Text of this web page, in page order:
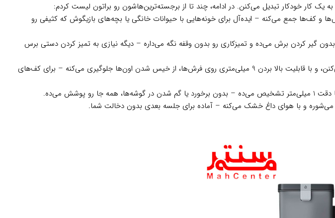
یک کار خودکار تبدیل می‌کنن. در ادامه، چند تا از برجسته‌ترین‌هاشون رو براتون لیست کردم:
و کف‌ها جمع می‌کنه – ایده‌آل برای خونه‌هایی با حیوانات خانگی یا بچه‌های بازیگوش که کثیفی رو
بدون گیر کردن برش می‌ده و تمیزکاری رو بدون وقفه نگه می‌داره – دیگه نیازی به تمیز کردن دستی برس
: دو پد چرخشی که با فشار بالا لکه‌های سرسخت رو پاک می‌کنن، و با قابلیت بالا بردن 9 میلی‌متری روی فرش‌ها، از خیس شدن اون‌ها جلوگیری می‌کنه – برای کف‌های